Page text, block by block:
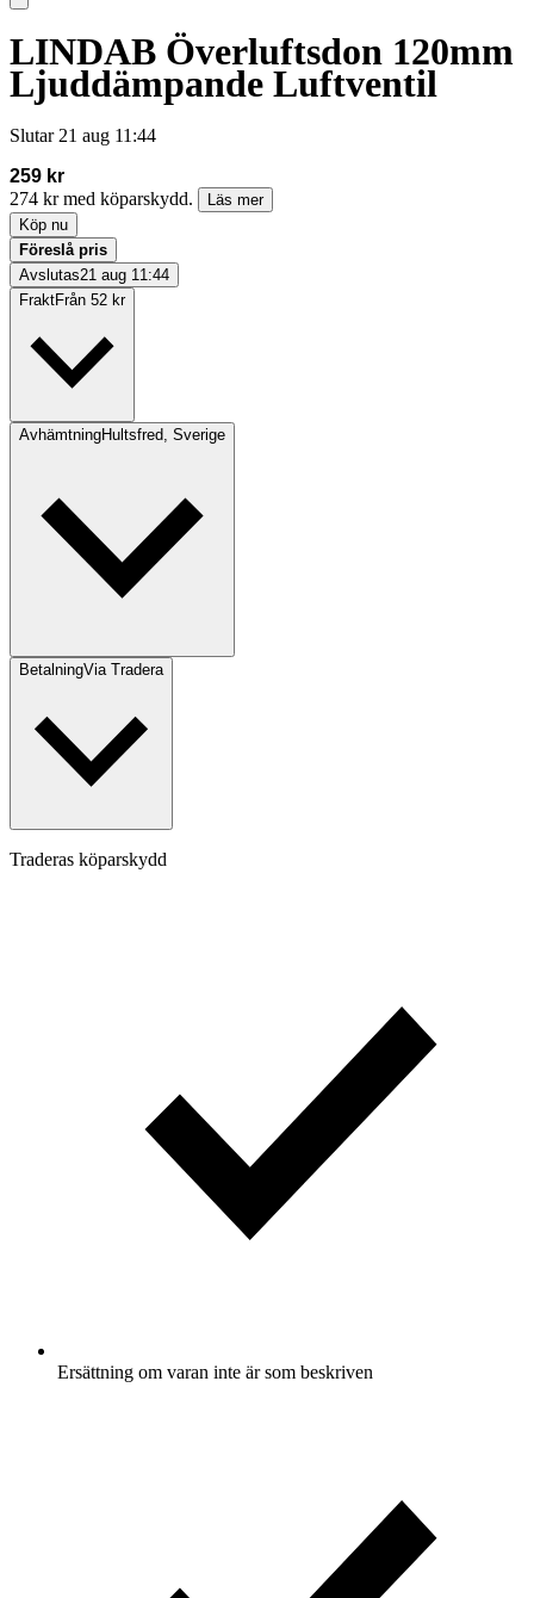
LINDAB Överluftsdon 120mm
Ljuddämpande Luftventil
Slutar 21 aug 11:44
259 kr
274 kr med köparskydd.
Läs mer
Köp nu
Föreslå pris
Avslutas21 aug 11:44
FraktFrån 52 kr
AvhämtningHultsfred, Sverige
BetalningVia Tradera
Traderas köparskydd
Ersättning om varan inte är som beskriven